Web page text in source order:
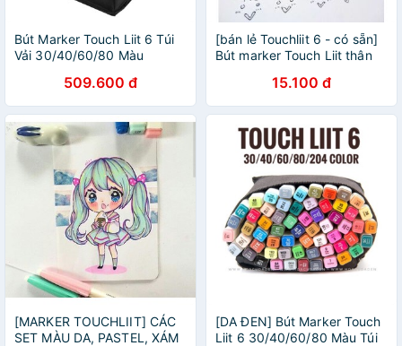
Bút Marker Touch Liit 6 Túi
Vải 30/40/60/80 Màu
509.600 đ
[bán lẻ Touchliit 6 - có sẵn]
Bút marker Touch Liit thân
15.100 đ
[MARKER TOUCHLIIT] CÁC
SET MÀU DA, PASTEL, XÁM
[DA ĐEN] Bút Marker Touch
Liit 6 30/40/60/80 Màu Túi